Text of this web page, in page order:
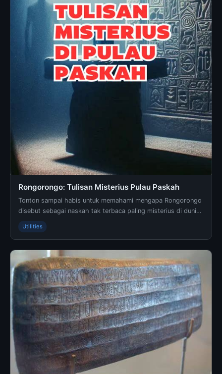
Rongorongo: Tulisan Misterius Pulau Paskah
Tonton sampai habis untuk memahami mengapa Rongorongo
disebut sebagai naskah tak terbaca paling misterius di dunia.
- Informasi lengkap dan terpercaya di und...
Utilities